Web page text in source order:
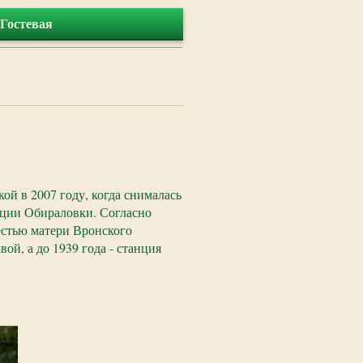
Гостевая
в 2007 году, когда снималась
Обираловки. Согласно
матери Вронского
а до 1939 года - станция